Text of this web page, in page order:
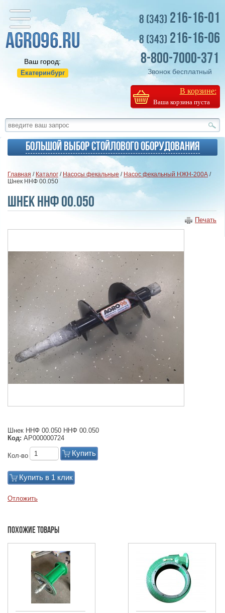
Ваш город:
Екатеринбург
8 (343) 216-16-01
8 (343) 216-16-06
8-800-7000-371
Звонок бесплатный
В корзине:
Ваша корзина пуста
Большой выбор стойлового оборудования
Главная / Каталог / Насосы фекальные / Насос фекальный НЖН-200А /
Шнек ННФ 00.050
Шнек ННФ 00.050
Печать
Шнек ННФ 00.050 ННФ 00.050
Код: АР000000724
Кол-во Купить
Купить в 1 клик
Отложить
Похожие товары